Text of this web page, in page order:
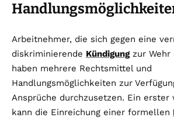
Arbeitnehmer, die sich gegen eine
diskriminierende Kündigungzur Wehr
haben mehrere Rechtsmittel und
Handlungsmöglichkeiten zur
Ansprüche durchzusetzen. Ein
kann die Einreichung einer formellen